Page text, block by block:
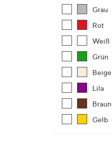
Grau
Rot
Weiß
Grün
Beige
Lila
Braun
Gelb